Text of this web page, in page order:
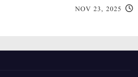
NOV 23, 2025